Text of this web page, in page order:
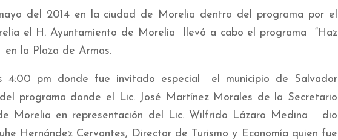
del 2014 en la ciudad de Morelia dentro del programa por el
el H. Ayuntamiento de Morelia llevó a cabo el programa “Haz
la Plaza de Armas.
4:00 pm donde fue invitado especial el municipio de Salvador
programa donde el Lic. José Martínez Morales de la Secretario
Morelia en representación del Lic. Wilfrido Lázaro Medina dio
Hernández Cervantes, Director de Turismo y Economía quien fue